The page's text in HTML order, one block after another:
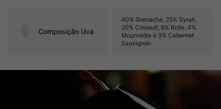
Composição Uva
40% Grenache, 25% Syrah,
20% Cinsault, 8% Rolle, 4%
Mourvedre e 3% Cabernet
Sauvignon